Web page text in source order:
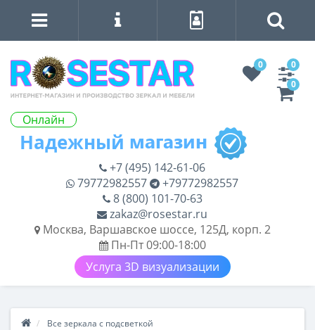
Онлайн
0
0
0
+7 (495) 142-61-06
79772982557
+79772982557
8 (800) 101-70-63
zakaz@rosestar.ru
Москва, Варшавское шоссе, 125Д, корп. 2
Пн-Пт 09:00-18:00
Услуга 3D визуализации
Все зеркала с подсветкой